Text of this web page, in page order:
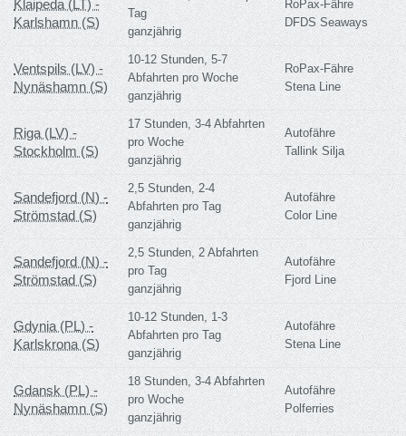
Klaipeda (LT) -
Karlshamn (S)
Tag
ganzjährig
RoPax-Fähre
DFDS Seaways
Ventspils (LV) -
Nynäshamn (S)
10-12 Stunden, 5-7
Abfahrten pro Woche
ganzjährig
RoPax-Fähre
Stena Line
Riga (LV) -
Stockholm (S)
17 Stunden, 3-4 Abfahrten
pro Woche
ganzjährig
Autofähre
Tallink Silja
Sandefjord (N) -
Strömstad (S)
2,5 Stunden, 2-4
Abfahrten pro Tag
ganzjährig
Autofähre
Color Line
Sandefjord (N) -
Strömstad (S)
2,5 Stunden, 2 Abfahrten
pro Tag
ganzjährig
Autofähre
Fjord Line
Gdynia (PL) -
Karlskrona (S)
10-12 Stunden, 1-3
Abfahrten pro Tag
ganzjährig
Autofähre
Stena Line
Gdansk (PL) -
Nynäshamn (S)
18 Stunden, 3-4 Abfahrten
pro Woche
ganzjährig
Autofähre
Polferries